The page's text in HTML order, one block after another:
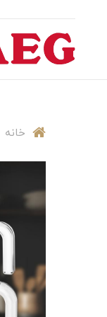
خانه